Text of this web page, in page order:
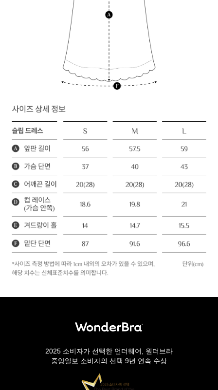
2025 소비자가 선택한 언더웨어, 원더브라
중앙일보 소비자의 선택 9년 연속 수상